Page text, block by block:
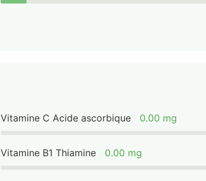
Vitamine C Acide ascorbique 0.00 mg
Vitamine B1 Thiamine 0.00 mg